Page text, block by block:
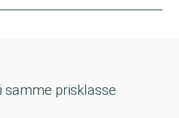
samme prisklasse